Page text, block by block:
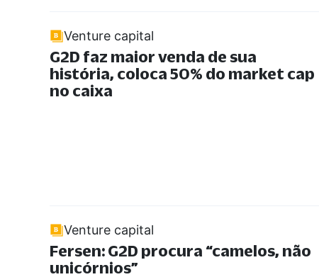
Venture capital
G2D faz maior venda de sua
história, coloca 50% do market cap
no caixa
Venture capital
Fersen: G2D procura “camelos, não
unicórnios”